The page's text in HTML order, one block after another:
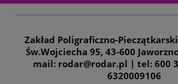
Zakład Poligraficzno-
Św.Wojciecha 95, 43-600
mail: rodar@rodar.pl | tel: 600
6320009106